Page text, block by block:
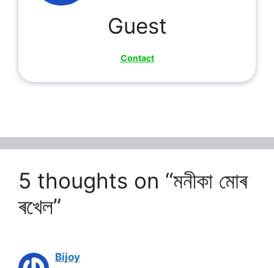
Guest
Contact
5 thoughts on “মনীকা মোৰ
ৰখেল”
Bijoy